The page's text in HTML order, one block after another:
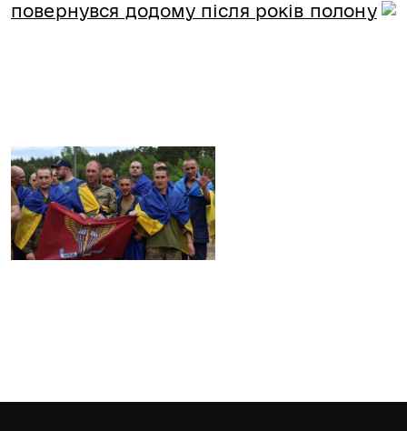
повернувся додому після років полону